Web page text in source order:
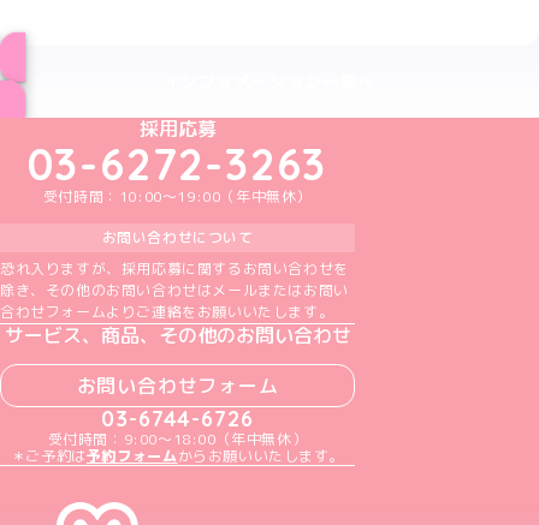
めいどりーみんTikTok公式アカウント
めいどりーみんX公式アカウント
めいどりーみんInstagram公式アカウント
めいどりーみんFacebook公式アカウン
めいどりーみんYouTube公式アカ
採用応募
03-6272-3263
受付時間：10:00～19:00（年中無休）
お問い合わせについて
恐れ入りますが、採用応募に関するお問い合わせを
除き、その他のお問い合わせはメールまたはお問い
合わせフォームよりご連絡をお願いいたします。
サービス、商品、その他のお問い合わせ
お問い合わせフォーム
03-6744-6726
受付時間：9:00～18:00（年中無休）
＊ご予約は予約フォームからお願いいたします。